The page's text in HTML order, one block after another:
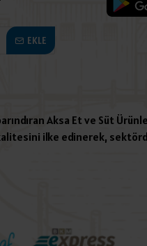
EKLE
Aksa Et ve Süt
ilke edinerek,